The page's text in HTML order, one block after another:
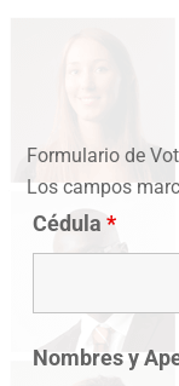
Formulario de
Los campos
Cédula *
Nombres y